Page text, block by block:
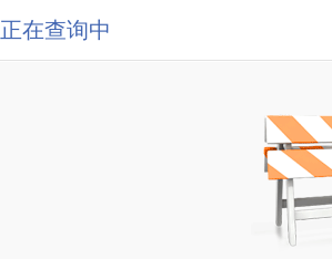
正在查询中